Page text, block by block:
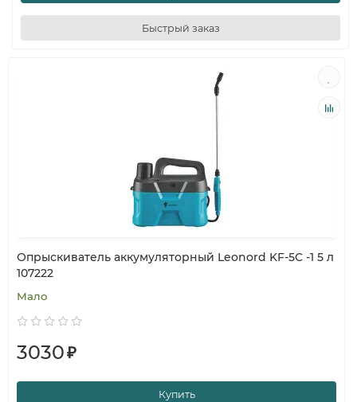
Быстрый заказ
Опрыскиватель аккумуляторный Leonord KF-5C -1 5 л
107222
Мало
3030₽
Купить